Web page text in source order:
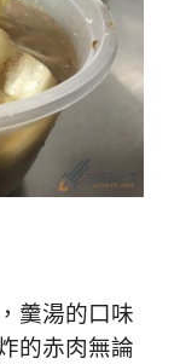
羹湯的口味
的赤肉無論